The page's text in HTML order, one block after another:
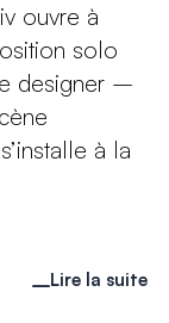
ouvre à
solo
designer –
à la
Lire la suite